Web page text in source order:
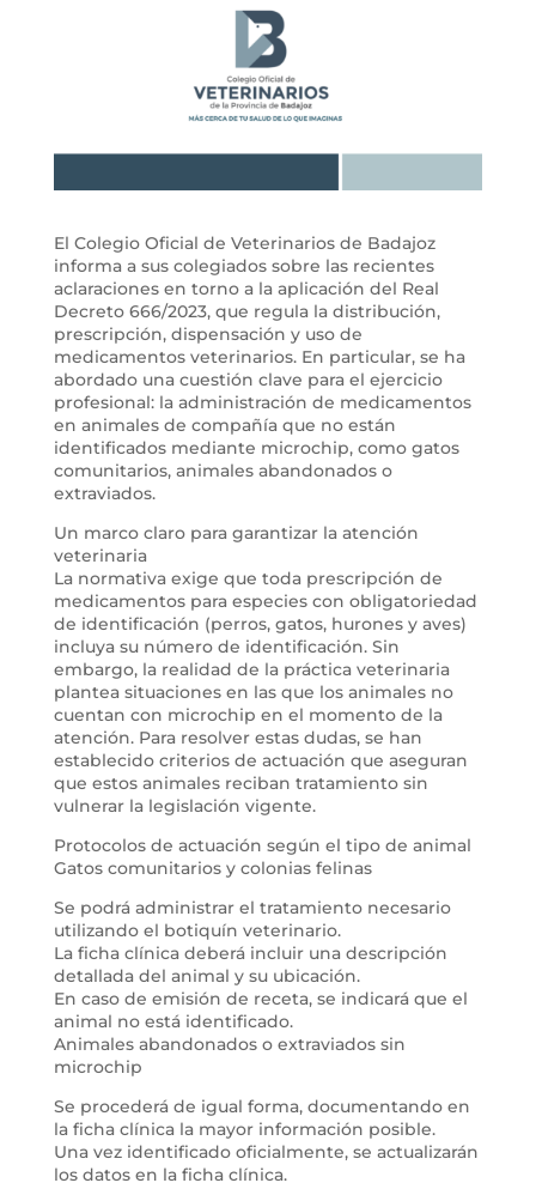
El Colegio Oficial de Veterinarios de Badajoz
informa a sus colegiados sobre las recientes
aclaraciones en torno a la aplicación del Real
Decreto 666/2023, que regula la distribución,
prescripción, dispensación y uso de
medicamentos veterinarios. En particular, se ha
abordado una cuestión clave para el ejercicio
profesional: la administración de medicamentos
en animales de compañía que no están
identificados mediante microchip, como gatos
comunitarios, animales abandonados o
extraviados.
Un marco claro para garantizar la atención
veterinaria
La normativa exige que toda prescripción de
medicamentos para especies con obligatoriedad
de identificación (perros, gatos, hurones y aves)
incluya su número de identificación. Sin
embargo, la realidad de la práctica veterinaria
plantea situaciones en las que los animales no
cuentan con microchip en el momento de la
atención. Para resolver estas dudas, se han
establecido criterios de actuación que aseguran
que estos animales reciban tratamiento sin
vulnerar la legislación vigente.
Protocolos de actuación según el tipo de animal
Gatos comunitarios y colonias felinas
Se podrá administrar el tratamiento necesario
utilizando el botiquín veterinario.
La ficha clínica deberá incluir una descripción
detallada del animal y su ubicación.
En caso de emisión de receta, se indicará que el
animal no está identificado.
Animales abandonados o extraviados sin
microchip
Se procederá de igual forma, documentando en
la ficha clínica la mayor información posible.
Una vez identificado oficialmente, se actualizarán
los datos en la ficha clínica.